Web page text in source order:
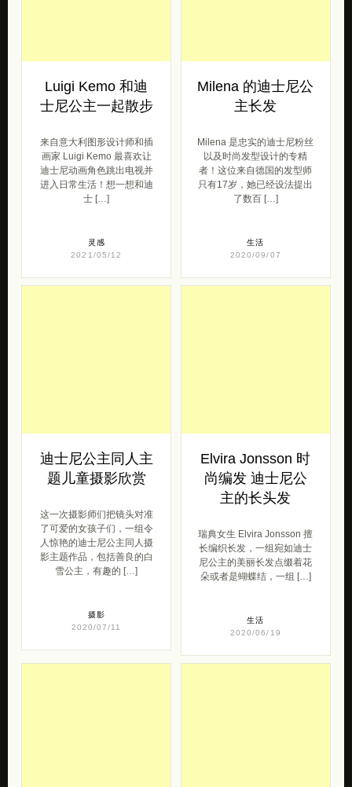
Luigi Kemo 和迪
士尼公主一起散步
来自意大利图形设计师和插
画家 Luigi Kemo 最喜欢让
迪士尼动画角色跳出电视并
进入日常生活！想一想和迪
士 […]
灵感
2021/05/12
Milena 的迪士尼公
主长发
Milena 是忠实的迪士尼粉丝
以及时尚发型设计的专精
者！这位来自德国的发型师
只有17岁，她已经设法提出
了数百 […]
生活
2020/09/07
迪士尼公主同人主
题儿童摄影欣赏
这一次摄影师们把镜头对准
了可爱的女孩子们，一组令
人惊艳的迪士尼公主同人摄
影主题作品，包括善良的白
雪公主，有趣的 […]
摄影
2020/07/11
Elvira Jonsson 时
尚编发 迪士尼公
主的长头发
瑞典女生 Elvira Jonsson 擅
长编织长发，一组宛如迪士
尼公主的美丽长发点缀着花
朵或者是蝴蝶结，一组 […]
生活
2020/06/19